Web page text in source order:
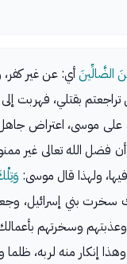
الضَّالِّينَأي: عن غير
بقتلي، فهربت
موسى، اعتراض جاهل
فضل الله تعالى غير
ولهذا قال موسى:
سخرت بني إسرائيل،
وسخرتهم
وهذا إنكار منه لربه،